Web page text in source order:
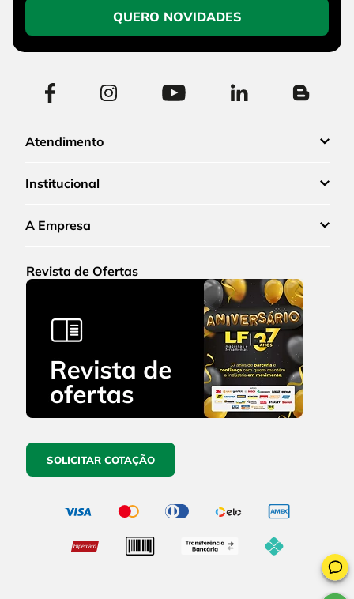
QUERO NOVIDADES
Atendimento
Institucional
A Empresa
Revista de Ofertas
SOLICITAR COTAÇÃO